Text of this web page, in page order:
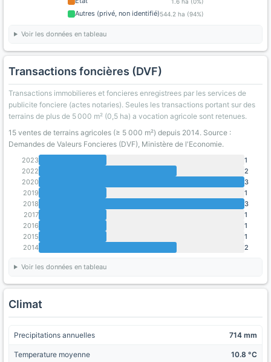
Autres (privé, non identifié)544.2 ha (94%)
Voir les données en tableau
Transactions foncières (DVF)
Transactions immobilieres et foncieres enregistrees par les services de
publicite fonciere (actes notaries). Seules les transactions portant sur des
terrains de plus de 5 000 m² (0,5 ha) a vocation agricole sont retenues.
15 ventes de terrains agricoles (≥ 5 000 m²) depuis 2014. Source :
Demandes de Valeurs Foncieres (DVF), Ministère de l'Economie.
2023
1
2022
2
2020
3
2019
1
2018
3
2017
1
2016
1
2015
1
2014
2
Voir les données en tableau
Climat
Precipitations annuelles 714 mm
Temperature moyenne 10.8 °C